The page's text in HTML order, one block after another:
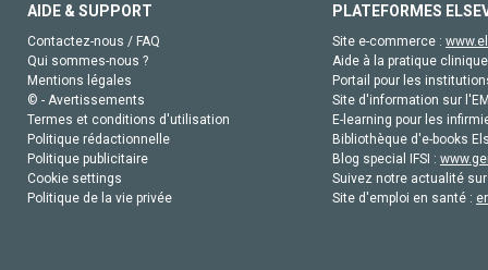
AIDE & SUPPORT
Contactez-nous / FAQ
Qui sommes-nous ?
Mentions légales
© - Avertissements
Termes et conditions d'utilisation
Politique rédactionnelle
Politique publicitaire
Cookie settings
Politique de la vie privée
PLATEFORMES
Site e-commerce :
Aide à la pratique
Portail pour les
Site d'information sur
E-learning pour les
Bibliothèque d'e-books
Blog special IFSI :
Suivez notre actualité
Site d'emploi en santé :